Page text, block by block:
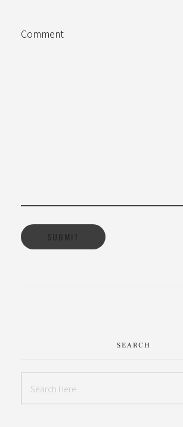
Comment
SEARCH